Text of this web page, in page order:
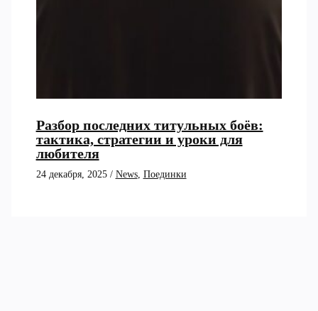
Разбор последних титульных боёв:
тактика, стратегии и уроки для
любителя
24 декабря, 2025 / News, Поединки